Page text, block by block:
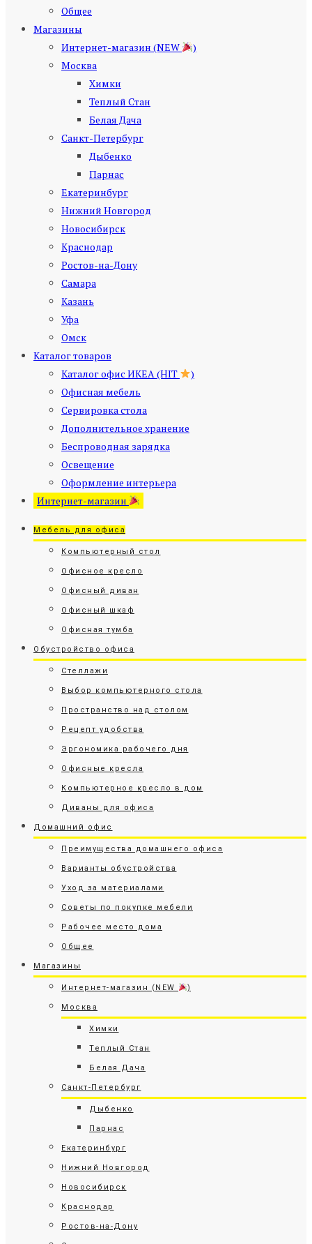
Общее
Магазины
Интернет-магазин (NEW
)
Москва
Химки
Теплый Стан
Белая Дача
Санкт-Петербург
Дыбенко
Парнас
Екатеринбург
Нижний Новгород
Новосибирск
Краснодар
Ростов-на-Дону
Самара
Казань
Уфа
Омск
Каталог товаров
Каталог офис ИКЕА (HIT
)
Офисная мебель
Сервировка стола
Дополнительное хранение
Беспроводная зарядка
Освещение
Оформление интерьера
Интернет-магазин
Мебель для офиса
Компьютерный стол
Офисное кресло
Офисный диван
Офисный шкаф
Офисная тумба
Обустройство офиса
Стеллажи
Выбор компьютерного стола
Пространство над столом
Рецепт удобства
Эргономика рабочего дня
Офисные кресла
Компьютерное кресло в дом
Диваны для офиса
Домашний офис
Преимущества домашнего офиса
Варианты обустройства
Уход за материалами
Советы по покупке мебели
Рабочее место дома
Общее
Магазины
Интернет-магазин (NEW )
Москва
Химки
Теплый Стан
Белая Дача
Санкт-Петербург
Дыбенко
Парнас
Екатеринбург
Нижний Новгород
Новосибирск
Краснодар
Ростов-на-Дону